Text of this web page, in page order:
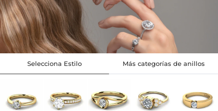
Selecciona Estilo Más categorías de anillos